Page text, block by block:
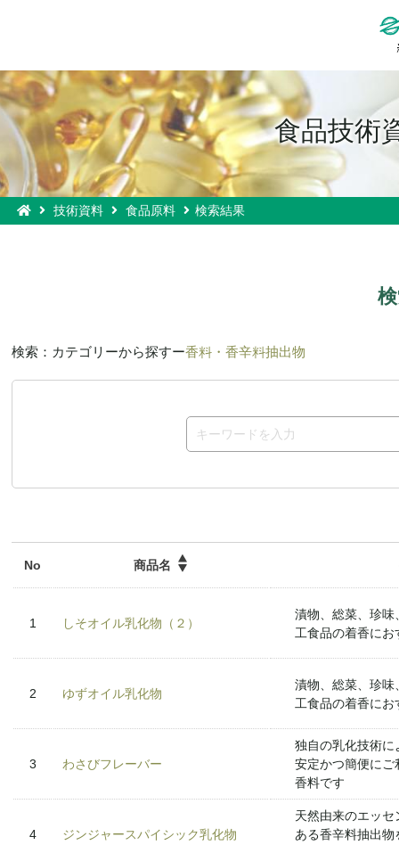
食品技術
技術資料 食品原料 検索結果
検索： カテゴリーから探すー香料・香辛料抽出物
No 商品名
1 しそオイル乳化物（２）
漬物、総菜、珍味
工食品の着香に
2 ゆずオイル乳化物
漬物、総菜、珍味
工食品の着香に
3 わさびフレーバー
独自の乳化技術に
安定かつ簡便にご
香料です
4 ジンジャースパイシック乳化物
天然由来のエッ
ある香辛料抽出